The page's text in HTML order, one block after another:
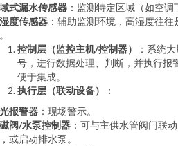
式漏水传感器 ：监测特定区域（如空调
度传感器 ：辅助监测环境，高湿度往
控制层（监控主机/控制器）
：系统
号，进行数据处理、判断，并执行报
便于集成。
执行层（联动设备）
：
报警器 ：现场警示。
阀/水泵控制器 ：可与主供水管阀门联
或启动排水泵。